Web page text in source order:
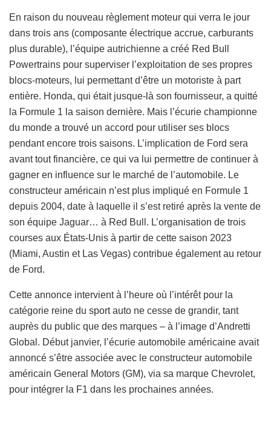
En raison du nouveau règlement moteur qui verra le jour
dans trois ans (composante électrique accrue, carburants
plus durable), l’équipe autrichienne a créé Red Bull
Powertrains pour superviser l’exploitation de ses propres
blocs-moteurs, lui permettant d’être un motoriste à part
entière. Honda, qui était jusque-là son fournisseur, a quitté
la Formule 1 la saison dernière. Mais l’écurie championne
du monde a trouvé un accord pour utiliser ses blocs
pendant encore trois saisons. L’implication de Ford sera
avant tout financière, ce qui va lui permettre de continuer à
gagner en influence sur le marché de l’automobile. Le
constructeur américain n’est plus impliqué en Formule 1
depuis 2004, date à laquelle il s’est retiré après la vente de
son équipe Jaguar… à Red Bull. L’organisation de trois
courses aux États-Unis à partir de cette saison 2023
(Miami, Austin et Las Vegas) contribue également au retour
de Ford.
Cette annonce intervient à l’heure où l’intérêt pour la
catégorie reine du sport auto ne cesse de grandir, tant
auprès du public que des marques – à l’image d’Andretti
Global. Début janvier, l’écurie automobile américaine avait
annoncé s’être associée avec le constructeur automobile
américain General Motors (GM), via sa marque Chevrolet,
pour intégrer la F1 dans les prochaines années.